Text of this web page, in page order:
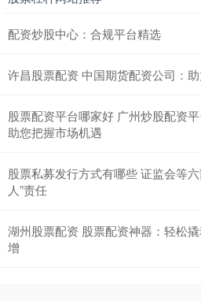
配资炒股中心：合规平台精选
许昌股票配资 中国期货配资公司：
股票配资平台哪家好 广州炒股配资
助您把握市场机遇
股票私募发行方式有哪些 证监会等
人”责任
湖州股票配资 股票配资神器：轻松
增